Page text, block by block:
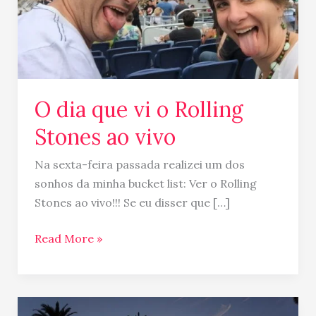
O dia que vi o Rolling
Stones ao vivo
Na sexta-feira passada realizei um dos
sonhos da minha bucket list: Ver o Rolling
Stones ao vivo!!! Se eu disser que […]
ao
Read More »
Dicas